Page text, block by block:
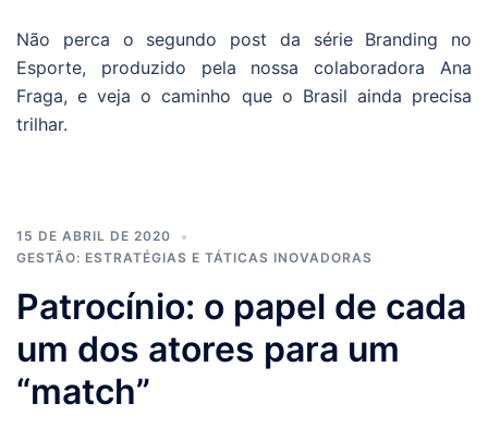
Não perca o segundo post da série Branding no
Esporte, produzido pela nossa colaboradora Ana
Fraga, e veja o caminho que o Brasil ainda precisa
trilhar.
15 DE ABRIL DE 2020
GESTÃO: ESTRATÉGIAS E TÁTICAS INOVADORAS
Patrocínio: o papel de cada
um dos atores para um
“match”